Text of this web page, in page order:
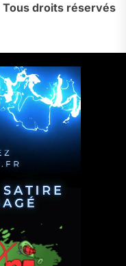
Tous droits réservés